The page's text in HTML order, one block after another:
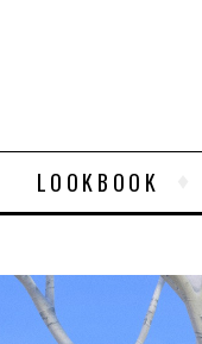
LOOKBOOK